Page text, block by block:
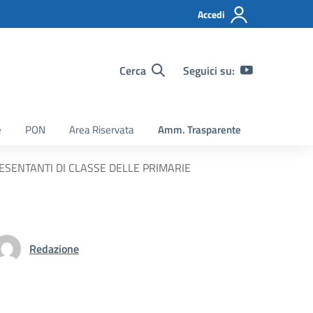
Accedi
Cerca Seguici su:
PON Area Riservata Amm. Trasparente
DI CLASSE DELLE PRIMARIE
Redazione